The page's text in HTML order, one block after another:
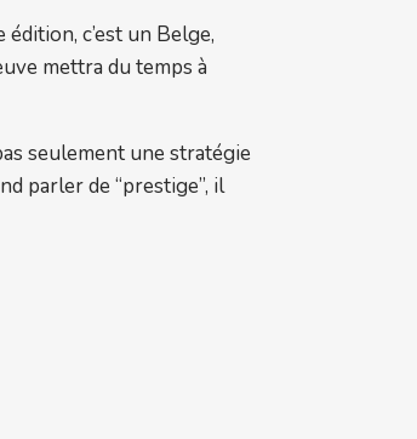
c’est un Belge,
mettra du temps à
seulement une stratégie
parler de “prestige”, il